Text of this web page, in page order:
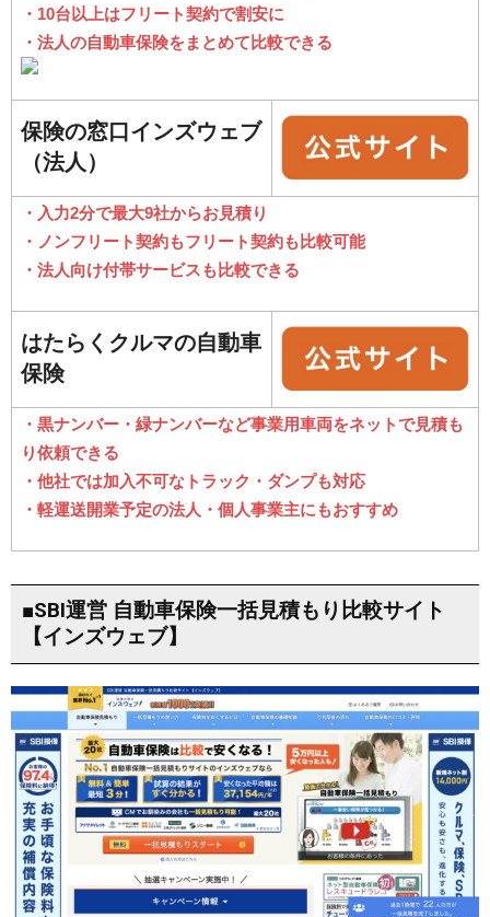
・10台以上はフリート契約で割安に
・法人の自動車保険をまとめて比較できる
保険の窓口インズウェブ
（法人）
・入力2分で最大9社からお見積り
・ノンフリート契約もフリート契約も比較可能
・法人向け付帯サービスも比較できる
はたらくクルマの自動車
保険
・黒ナンバー・緑ナンバーなど事業用車両をネットで見積も
り依頼できる
・他社では加入不可なトラック・ダンプも対応
・軽運送開業予定の法人・個人事業主にもおすすめ
■SBI運営 自動車保険一括見積もり比較サイト
【インズウェブ】